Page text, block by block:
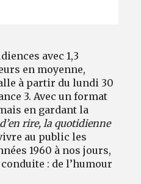
avec 1,3
en moyenne,
à partir du lundi 30
3. Avec un format
en gardant la
rire, la quotidienne
au public les
1960 à nos jours,
: de l’humour